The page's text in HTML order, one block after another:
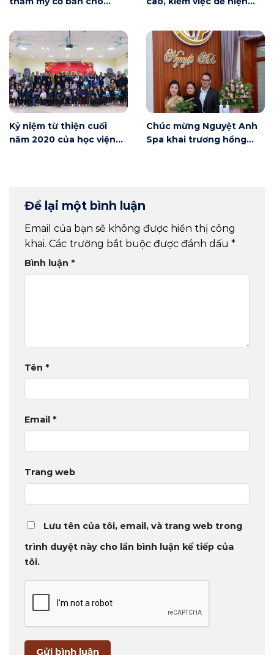
Kỷ niệm từ thiện cuối
năm 2020 của học viện
Chúc mừng Nguyệt Anh
Spa khai trương hồng
Để lại một bình luận
Email của bạn sẽ không được hiển thị công
khai. Các trường bắt buộc được đánh dấu *
Bình luận *
Tên *
Email *
Trang web
Lưu tên của tôi, email, và trang web trong
trình duyệt này cho lần bình luận kế tiếp của
tôi.